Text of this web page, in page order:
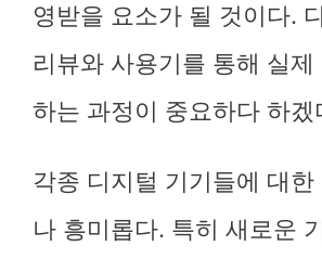
영받을 요소가 될 것이다.
리뷰와 사용기를 통해 실제
하는 과정이 중요하다 하겠
각종 디지털 기기들에 대한
나 흥미롭다. 특히 새로운